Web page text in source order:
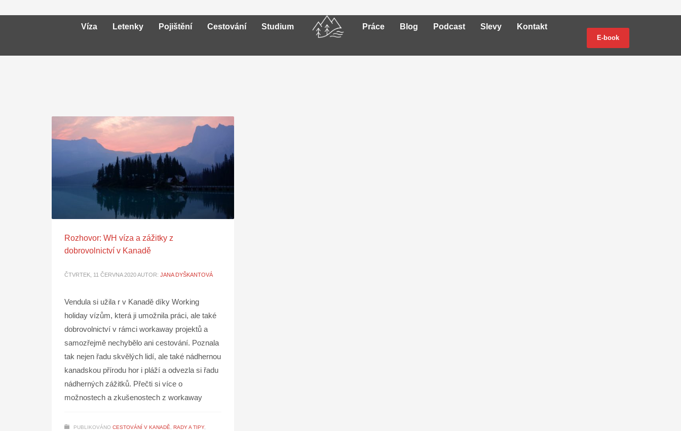
Víza Letenky Pojištění Cestování Studium Práce Blog Podcast Slevy Kontakt
E-book
Rozhovor: WH víza a zážitky z
dobrovolnictví v Kanadě
ČTVRTEK, 11 ČERVNA 2020AUTOR: JANA DYŠKANTOVÁ
Vendula si užila r v Kanadě díky Working
holiday vízům, která ji umožnila práci, ale také
dobrovolnictví v rámci workaway projektů a
samozřejmě nechybělo ani cestování. Poznala
tak nejen řadu skvělých lidí, ale také nádhernou
kanadskou přírodu hor i pláží a odvezla si řadu
nádherných zážitků. Přečti si více o
možnostech a zkušenostech z workaway
PUBLIKOVÁNO CESTOVÁNÍ V KANADĚ, RADY A TIPY,